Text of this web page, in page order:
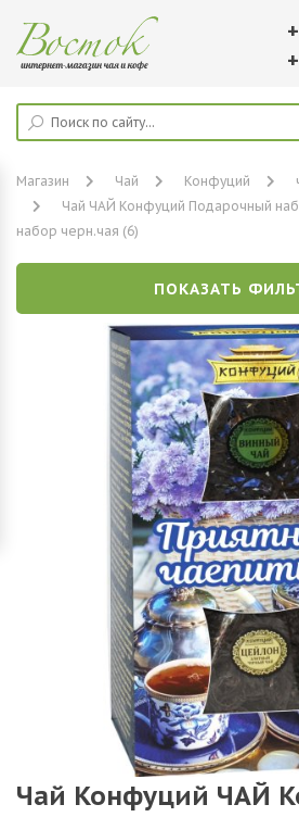
Магазин Чай Конфуций
Чай ЧАЙ Конфуций Подарочный
набор черн.чая (6)
ПОКАЗАТЬ
Чай Конфуций ЧАЙ